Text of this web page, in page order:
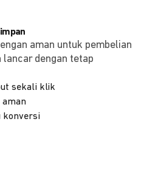
aman untuk pembelian
dengan tetap
sekali klik
aman
konversi